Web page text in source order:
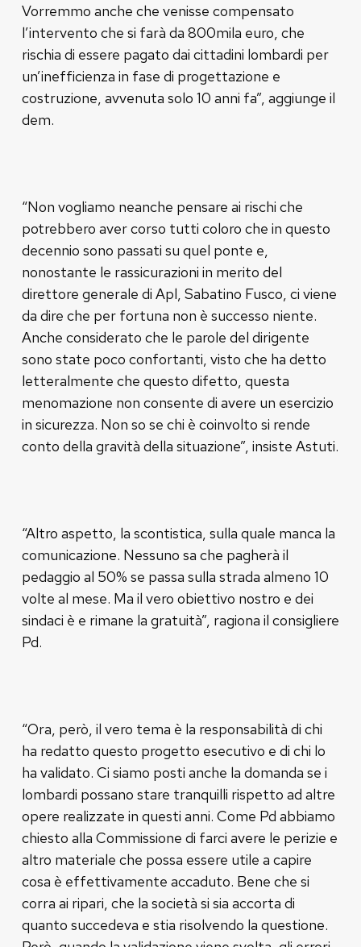
Vorremmo anche che venisse compensato
l’intervento che si farà da 800mila euro, che
rischia di essere pagato dai cittadini lombardi per
un’inefficienza in fase di progettazione e
costruzione, avvenuta solo 10 anni fa”, aggiunge il
dem.
“Non vogliamo neanche pensare ai rischi che
potrebbero aver corso tutti coloro che in questo
decennio sono passati su quel ponte e,
nonostante le rassicurazioni in merito del
direttore generale di Apl, Sabatino Fusco, ci viene
da dire che per fortuna non è successo niente.
Anche considerato che le parole del dirigente
sono state poco confortanti, visto che ha detto
letteralmente che questo difetto, questa
menomazione non consente di avere un esercizio
in sicurezza. Non so se chi è coinvolto si rende
conto della gravità della situazione”, insiste Astuti.
“Altro aspetto, la scontistica, sulla quale manca la
comunicazione. Nessuno sa che pagherà il
pedaggio al 50% se passa sulla strada almeno 10
volte al mese. Ma il vero obiettivo nostro e dei
sindaci è e rimane la gratuità”, ragiona il consigliere
Pd.
“Ora, però, il vero tema è la responsabilità di chi
ha redatto questo progetto esecutivo e di chi lo
ha validato. Ci siamo posti anche la domanda se i
lombardi possano stare tranquilli rispetto ad altre
opere realizzate in questi anni. Come Pd abbiamo
chiesto alla Commissione di farci avere le perizie e
altro materiale che possa essere utile a capire
cosa è effettivamente accaduto. Bene che si
corra ai ripari, che la società si sia accorta di
quanto succedeva e stia risolvendo la questione.